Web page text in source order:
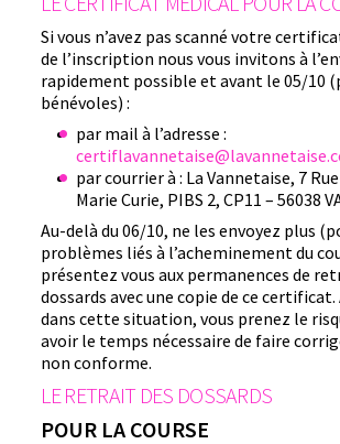
Si vous n’avez pas scanné votre
de l’inscription nous vous invitons à
rapidement possible et avant le 05/10
bénévoles) :
par mail à l’adresse :
par courrier à : La Vannetaise, 7
Marie Curie, PIBS 2, CP11 – 56038
Au-delà du 06/10, ne les envoyez plus
problèmes liés à l’acheminement du
présentez vous aux permanences de
dossards avec une copie de ce
dans cette situation, vous prenez le
avoir le temps nécessaire de faire
non conforme.
LE RETRAIT DES DOSSARDS
POUR LA COURSE